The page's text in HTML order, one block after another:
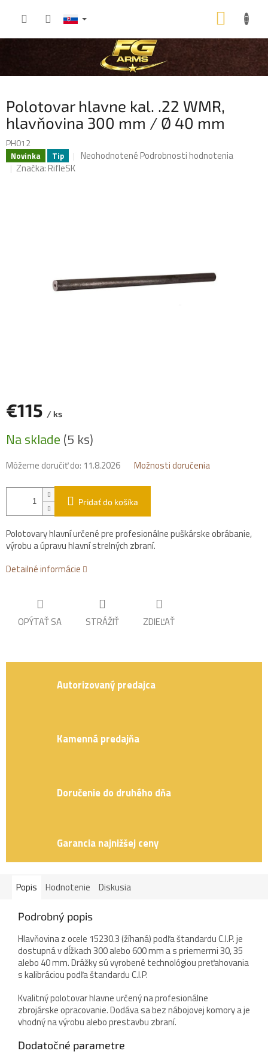
KOŠÍK
Polotovar hlavne kal. .22 WMR,
hlavňovina 300 mm / Ø 40 mm
PH012
Novinka Tip
Priemerné
NeohodnotenéPodrobnosti hodnotenia
Značka:RifleSK
€115 / ks
cena:
Na sklade (5 ks)
Môžeme doručiť do: 11.8.2026 Možnosti doručenia
Pridať do košíka
Polotovary hlavní určené pre profesionálne puškárske obrábanie,
výrobu a úpravu hlavní strelných zbraní.
Detailné informácie
OPÝTAŤ SA STRÁŽIŤ ZDIEĽAŤ
Autorizovaný predajca
Kamenná predajňa
Doručenie do druhého dňa
Garancia najnižšej ceny
Popis Hodnotenie Diskusia
Podrobný popis
Hlavňovina z ocele 15230.3 (žíhaná) podľa štandardu C.I.P. je
dostupná v dĺžkach 300 alebo 600 mm a s priemermi 30, 35
alebo 40 mm. Drážky sú vyrobené technológiou preťahovania
s kalibráciou podľa štandardu C.I.P.
Kvalitný polotovar hlavne určený na profesionálne
zbrojárske opracovanie. Dodáva sa bez nábojovej komory a je
vhodný na výrobu alebo prestavbu zbraní.
Dodatočné parametre